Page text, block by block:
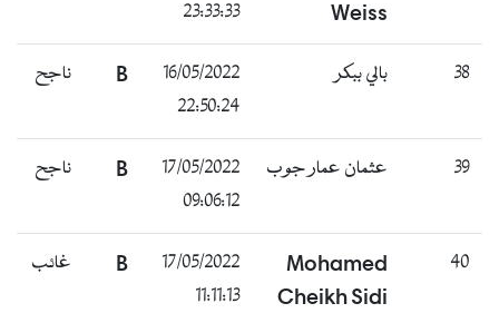
Weiss
23:33:33
38 بالي ببكر
16/05/2022
22:50:24
B ناجح
39 عثمان عمار جوب
17/05/2022
09:06:12
B ناجح
40
Mohamed
Cheikh Sidi
17/05/2022
11:11:13
B غائب